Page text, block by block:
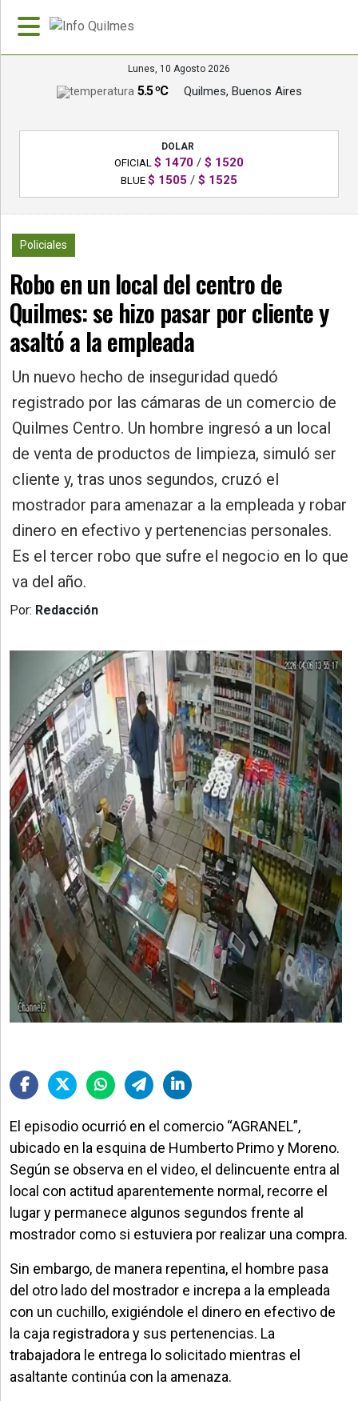
»
Policiales
»
Política
Provincia
»
Salud
»
Cultura
»
Educación
»
Gestión
Lunes, 10 Agosto 2026
5.5 ºC Quilmes, Buenos Aires
DOLAR
OFICIAL $ 1470 / $ 1520
BLUE $ 1505 / $ 1525
Policiales
Robo en un local del centro de
Quilmes: se hizo pasar por cliente y
asaltó a la empleada
Un nuevo hecho de inseguridad quedó
registrado por las cámaras de un comercio de
Quilmes Centro. Un hombre ingresó a un local
de venta de productos de limpieza, simuló ser
cliente y, tras unos segundos, cruzó el
mostrador para amenazar a la empleada y robar
dinero en efectivo y pertenencias personales.
Es el tercer robo que sufre el negocio en lo que
va del año.
Por: Redacción
El episodio ocurrió en el comercio “AGRANEL”,
ubicado en la esquina de Humberto Primo y Moreno.
Según se observa en el video, el delincuente entra al
local con actitud aparentemente normal, recorre el
lugar y permanece algunos segundos frente al
mostrador como si estuviera por realizar una compra.
Sin embargo, de manera repentina, el hombre pasa
del otro lado del mostrador e increpa a la empleada
con un cuchillo, exigiéndole el dinero en efectivo de
la caja registradora y sus pertenencias. La
trabajadora le entrega lo solicitado mientras el
asaltante continúa con la amenaza.